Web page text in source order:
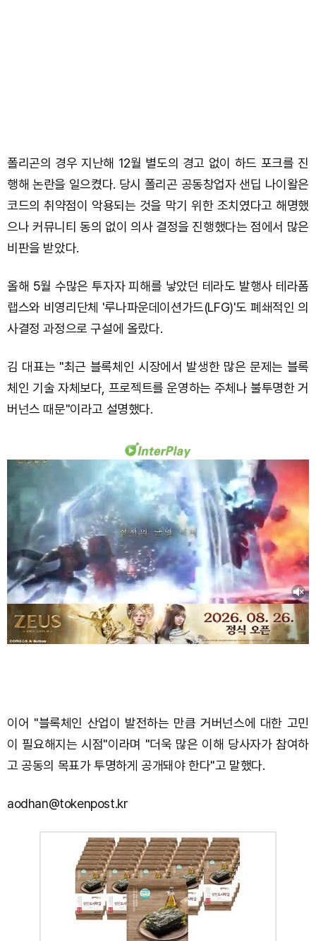
폴리곤의 경우 지난해 12월 별도의 경고 없이 하드 포크를 진
행해 논란을 일으켰다. 당시 폴리곤 공동창업자 샌딥 나이왈은
코드의 취약점이 악용되는 것을 막기 위한 조치였다고 해명했
으나 커뮤니티 동의 없이 의사 결정을 진행했다는 점에서 많은
비판을 받았다.
올해 5월 수많은 투자자 피해를 낳았던 테라도 발행사 테라폼
랩스와 비영리단체 '루나파운데이션가드(LFG)'도 폐쇄적인 의
사결정 과정으로 구설에 올랐다.
김 대표는 "최근 블록체인 시장에서 발생한 많은 문제는 블록
체인 기술 자체보다, 프로젝트를 운영하는 주체나 불투명한 거
버넌스 때문"이라고 설명했다.
이어 "블록체인 산업이 발전하는 만큼 거버넌스에 대한 고민
이 필요해지는 시점"이라며 "더욱 많은 이해 당사자가 참여하
고 공동의 목표가 투명하게 공개돼야 한다"고 말했다.
aodhan@tokenpost.kr